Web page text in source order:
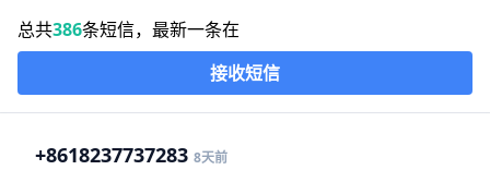
总共386条短信，最新一条在
接收短信
+8618237737283 8天前